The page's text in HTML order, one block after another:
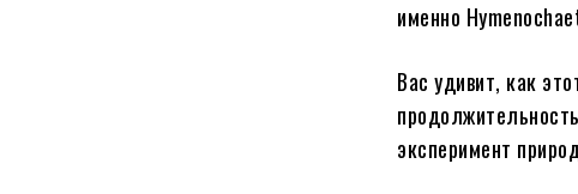
именно
Вас удивит, как
эксперимент